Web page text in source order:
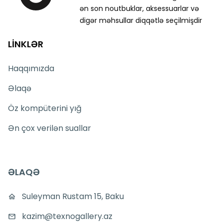
ən son noutbuklar, aksessuarlar və
digər məhsullar diqqətlə seçilmişdir
LİNKLƏR
Haqqımızda
Əlaqə
Öz kompüterini yığ
Ən çox verilən suallar
ƏLAQƏ
Suleyman Rustam 15, Baku
kazim@texnogallery.az